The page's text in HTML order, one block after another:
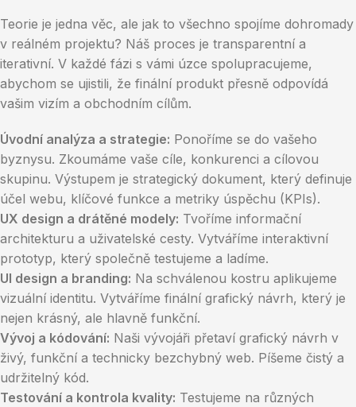
Teorie je jedna věc, ale jak to všechno spojíme dohromady
v reálném projektu? Náš proces je transparentní a
iterativní. V každé fázi s vámi úzce spolupracujeme,
abychom se ujistili, že finální produkt přesně odpovídá
vašim vizím a obchodním cílům.
Úvodní analýza a strategie: Ponoříme se do vašeho
byznysu. Zkoumáme vaše cíle, konkurenci a cílovou
skupinu. Výstupem je strategický dokument, který definuje
účel webu, klíčové funkce a metriky úspěchu (KPIs).
UX design a drátěné modely: Tvoříme informační
architekturu a uživatelské cesty. Vytváříme interaktivní
prototyp, který společně testujeme a ladíme.
UI design a branding: Na schválenou kostru aplikujeme
vizuální identitu. Vytváříme finální grafický návrh, který je
nejen krásný, ale hlavně funkční.
Vývoj a kódování: Naši vývojáři přetaví grafický návrh v
živý, funkční a technicky bezchybný web. Píšeme čistý a
udržitelný kód.
Testování a kontrola kvality: Testujeme na různých